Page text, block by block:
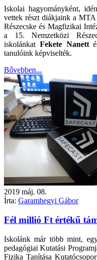
Iskolai hagyományként,
vettek részt diákjaink a
Részecske és Magfizikai
a 15. Nemzetközi
iskolánkat Fekete Nanett
tanulóink képviselték.
Bővebben...
2019 máj. 08.
Írta: Garamhegyi Gábor
Fél millió Ft értékű
Iskolánk már több mint,
pedagógiai Kutatási
Fizika Tanítása